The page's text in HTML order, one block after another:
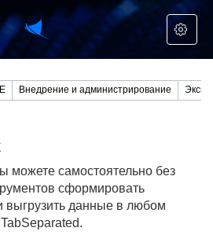
Внедрение и администрирование
можете самостоятельно без
сформировать
выгрузить данные в любом